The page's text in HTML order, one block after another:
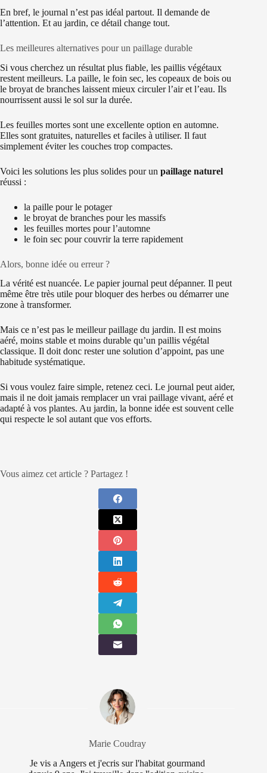
En bref, le journal n’est pas idéal partout. Il demande de
l’attention. Et au jardin, ce détail change tout.
Les meilleures alternatives pour un paillage durable
Si vous cherchez un résultat plus fiable, les paillis végétaux
restent meilleurs. La paille, le foin sec, les copeaux de bois ou
le broyat de branches laissent mieux circuler l’air et l’eau. Ils
nourrissent aussi le sol sur la durée.
Les feuilles mortes sont une excellente option en automne.
Elles sont gratuites, naturelles et faciles à utiliser. Il faut
simplement éviter les couches trop compactes.
Voici les solutions les plus solides pour un paillage naturel
réussi :
la paille pour le potager
le broyat de branches pour les massifs
les feuilles mortes pour l’automne
le foin sec pour couvrir la terre rapidement
Alors, bonne idée ou erreur ?
La vérité est nuancée. Le papier journal peut dépanner. Il peut
même être très utile pour bloquer des herbes ou démarrer une
zone à transformer.
Mais ce n’est pas le meilleur paillage du jardin. Il est moins
aéré, moins stable et moins durable qu’un paillis végétal
classique. Il doit donc rester une solution d’appoint, pas une
habitude systématique.
Si vous voulez faire simple, retenez ceci. Le journal peut aider,
mais il ne doit jamais remplacer un vrai paillage vivant, aéré et
adapté à vos plantes. Au jardin, la bonne idée est souvent celle
qui respecte le sol autant que vos efforts.
Vous aimez cet article ? Partagez !
Marie Coudray
Je vis a Angers et j'ecris sur l'habitat gourmand